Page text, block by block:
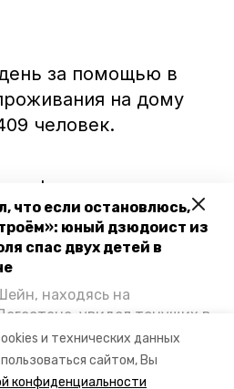
и технических данных
сайтом, Вы
конфиденциальности
что если остановлюсь,
юный дзюдоист из
спас двух детей в
находясь на
увидел тонущих в
и бросился на помощь. По
мальчика
образования края и
за помощью в
на дому
человек.
формы
внедряются
«Старшее
«Демография».
до конца 2021
края также будут
кабинетов.
губернатор